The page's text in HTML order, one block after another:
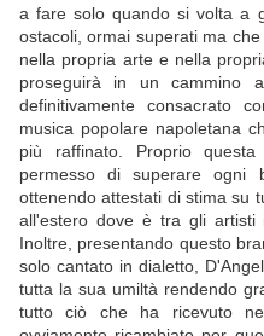
a fare solo quando si volta a
ostacoli, ormai superati ma
nella propria arte e nella
proseguirà in un cammino
definitivamente consacrato
musica popolare napoletana
più raffinato. Proprio
permesso di superare ogni
ottenendo attestati di stima su
all'estero dove è tra gli artisti
Inoltre, presentando questo
solo cantato in dialetto,
tutta la sua umiltà rendendo
tutto ciò che ha ricevuto